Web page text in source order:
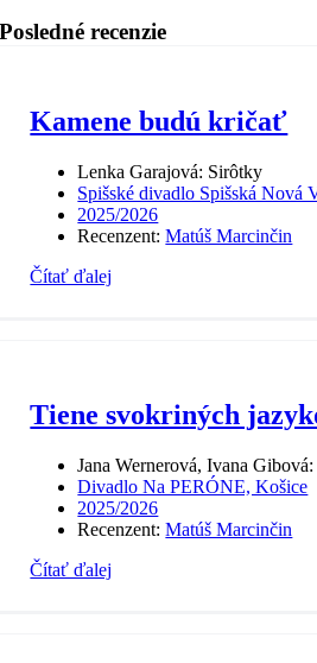
Posledné recenzie
Kamene budú kričať
Lenka Garajová: Sirôtky
Spišské divadlo Spišská Nová
2025/2026
Recenzent:Matúš Marcinčin
Čítať ďalej
Tiene svokriných
Jana Wernerová, Ivana
Divadlo Na PERÓNE, Košice
2025/2026
Recenzent:Matúš Marcinčin
Čítať ďalej